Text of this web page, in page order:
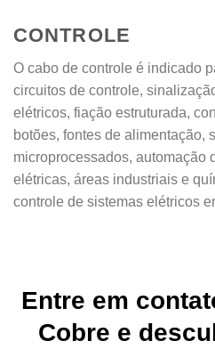
CONTROLE
O cabo de controle é indicado
circuitos de controle,
elétricos, fiação estruturada,
botões, fontes de alimentação,
microprocessados, automação
elétricas, áreas industriais e
controle de sistemas elétricos
Entre em
Cobre e